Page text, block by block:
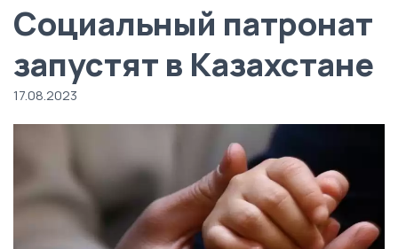
Н
А
Социальный патронат
запустят в Казахстане
17.08.2023